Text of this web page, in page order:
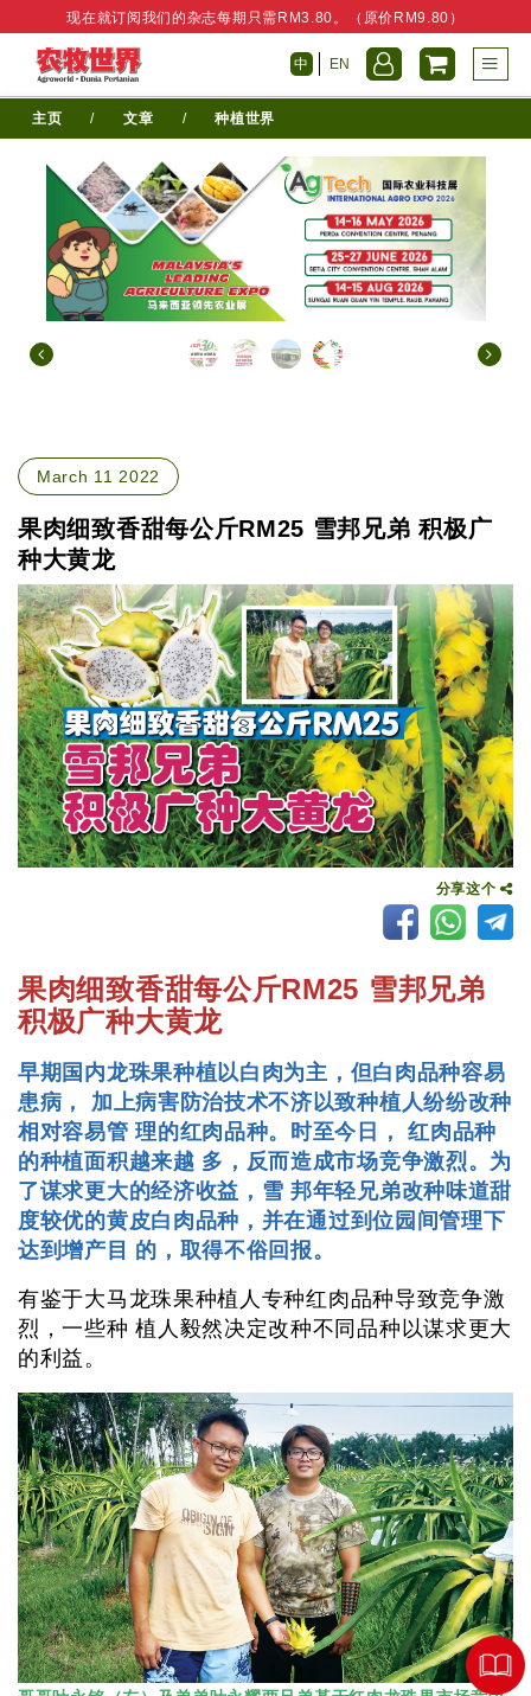
现在就订阅我们的杂志每期只需RM3.80。（原价RM9.80）
中 EN
主页 / 文章 / 种植世界
March 11 2022
果肉细致香甜每公斤RM25 雪邦兄弟 积极广
种大黄龙
分享这个
果肉细致香甜每公斤RM25 雪邦兄弟
积极广种大黄龙
早期国内龙珠果种植以白肉为主，但白肉品种容易
患病， 加上病害防治技术不济以致种植人纷纷改种
相对容易管 理的红肉品种。时至今日， 红肉品种
的种植面积越来越 多，反而造成市场竞争激烈。为
了谋求更大的经济收益，雪 邦年轻兄弟改种味道甜
度较优的黄皮白肉品种，并在通过到位园间管理下
达到增产目 的，取得不俗回报。
有鉴于大马龙珠果种植人专种红肉品种导致竞争激
烈，一些种 植人毅然决定改种不同品种以谋求更大
的利益。